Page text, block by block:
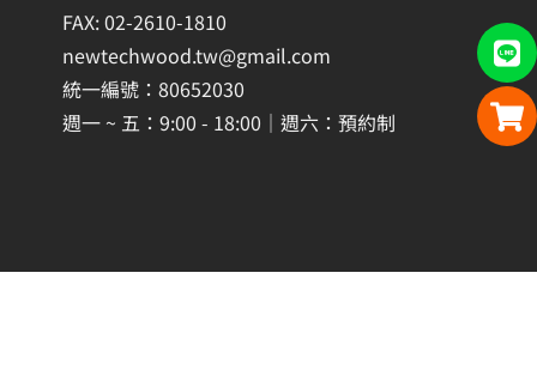
FAX: 02-2610-1810
newtechwood.tw@gmail.com
統一編號：80652030
週一 ~ 五：9:00 - 18:00｜週六：預約制